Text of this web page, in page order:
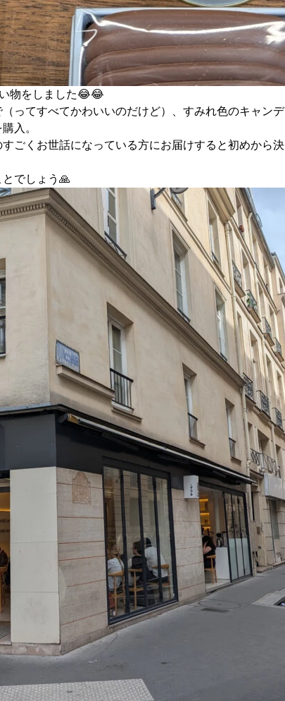
物をしました😂😂
ってすべてかわいいのだけど）、すみれ色のキャンデ
入。
ごくお世話になっている方にお届けすると初めから決
でしょう🙏